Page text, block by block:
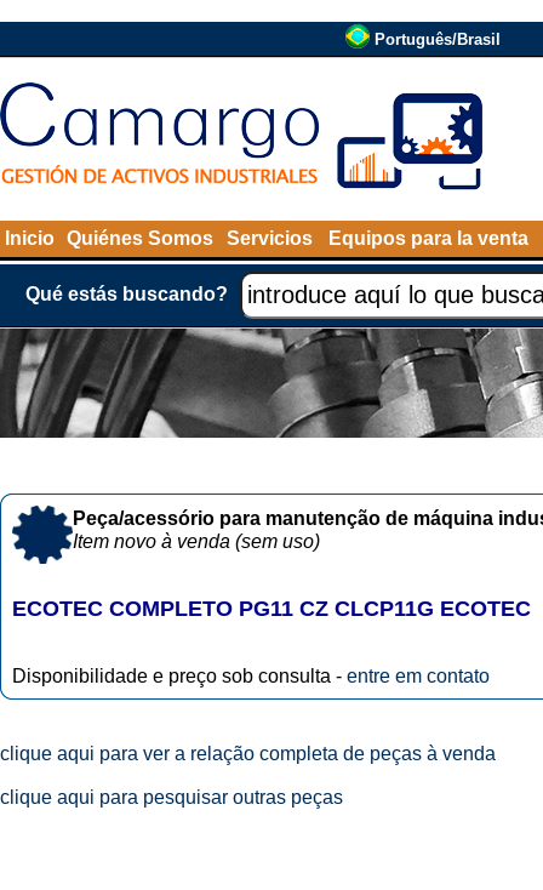
Português/Brasil
Inicio Quiénes Somos Servicios Equipos para la venta
Qué estás buscando?
Peça/acessório para manutenção de máquina
Item novo à venda (sem uso)
ECOTEC COMPLETO PG11 CZ CLCP11G ECOTEC
Disponibilidade e preço sob consulta - entre em contato
clique aqui para ver a relação completa de peças à venda
clique aqui para pesquisar outras peças